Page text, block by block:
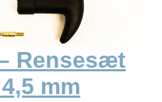
Rensesæt
mm